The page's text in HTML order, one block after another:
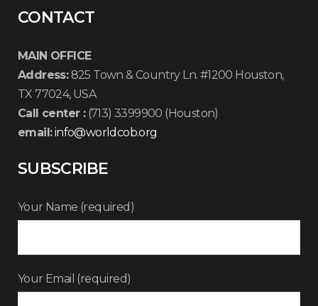
CONTACT
MAIN OFFICE
Address:825 Town & Country Ln. #1200 Houston,
TX 77024, USA
Call center :(713) 3399900 (Houston)
email:info@worldcob.org
SUBSCRIBE
Your Name (required)
Your Email (required)